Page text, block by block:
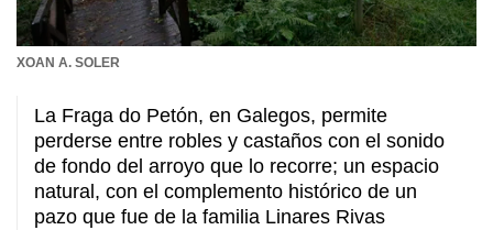
XOAN A. SOLER
La Fraga do Petón, en Galegos, permite
perderse entre robles y castaños con el sonido
de fondo del arroyo que lo recorre; un espacio
natural, con el complemento histórico de un
pazo que fue de la familia Linares Rivas